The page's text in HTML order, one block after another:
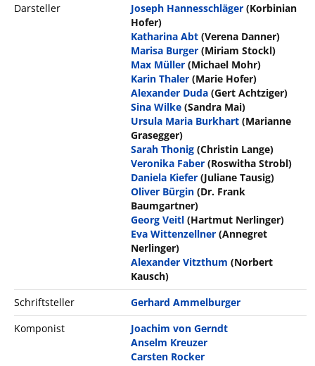
Darsteller
Joseph Hannesschläger (Korbinian
Hofer)
Katharina Abt (Verena Danner)
Marisa Burger (Miriam Stockl)
Max Müller (Michael Mohr)
Karin Thaler (Marie Hofer)
Alexander Duda (Gert Achtziger)
Sina Wilke (Sandra Mai)
Ursula Maria Burkhart (Marianne
Grasegger)
Sarah Thonig (Christin Lange)
Veronika Faber (Roswitha Strobl)
Daniela Kiefer (Juliane Tausig)
Oliver Bürgin (Dr. Frank
Baumgartner)
Georg Veitl (Hartmut Nerlinger)
Eva Wittenzellner (Annegret
Nerlinger)
Alexander Vitzthum (Norbert
Kausch)
Schriftsteller
Gerhard Ammelburger
Komponist
Joachim von Gerndt
Anselm Kreuzer
Carsten Rocker